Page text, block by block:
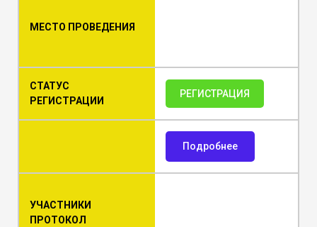
МЕСТО ПРОВЕДЕНИЯ
СТАТУС
РЕГИСТРАЦИИ
РЕГИСТРАЦИЯ
Подробнее
УЧАСТНИКИ
ПРОТОКОЛ